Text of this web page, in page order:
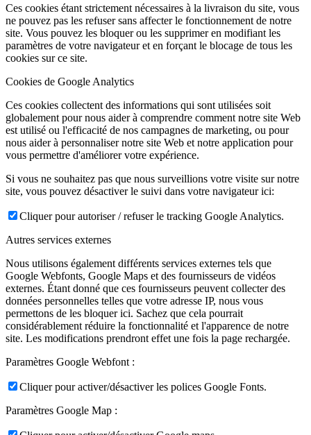
Ces cookies étant strictement nécessaires à la livraison du site, vous
ne pouvez pas les refuser sans affecter le fonctionnement de notre
site. Vous pouvez les bloquer ou les supprimer en modifiant les
paramètres de votre navigateur et en forçant le blocage de tous les
cookies sur ce site.
Cookies de Google Analytics
Ces cookies collectent des informations qui sont utilisées soit
globalement pour nous aider à comprendre comment notre site Web
est utilisé ou l'efficacité de nos campagnes de marketing, ou pour
nous aider à personnaliser notre site Web et notre application pour
vous permettre d'améliorer votre expérience.
Si vous ne souhaitez pas que nous surveillions votre visite sur notre
site, vous pouvez désactiver le suivi dans votre navigateur ici:
Cliquer pour autoriser / refuser le tracking Google Analytics.
Autres services externes
Nous utilisons également différents services externes tels que
Google Webfonts, Google Maps et des fournisseurs de vidéos
externes. Étant donné que ces fournisseurs peuvent collecter des
données personnelles telles que votre adresse IP, nous vous
permettons de les bloquer ici. Sachez que cela pourrait
considérablement réduire la fonctionnalité et l'apparence de notre
site. Les modifications prendront effet une fois la page rechargée.
Paramètres Google Webfont :
Cliquer pour activer/désactiver les polices Google Fonts.
Paramètres Google Map :